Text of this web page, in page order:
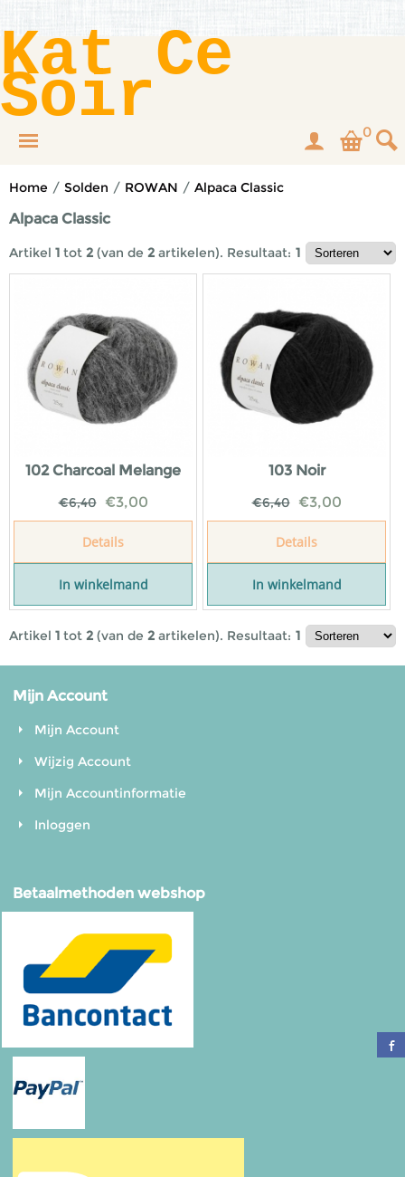
Kat Ce
Soir 0
Home / Solden / ROWAN / Alpaca Classic
Alpaca Classic
Artikel 1 tot 2 (van de 2 artikelen). Resultaat: 1
102 Charcoal Melange
€6,40 €3,00
Details
In winkelmand
103 Noir
€6,40 €3,00
Details
In winkelmand
Artikel 1 tot 2 (van de 2 artikelen). Resultaat: 1
Mijn Account
Mijn Account
Wijzig Account
Mijn Accountinformatie
Inloggen
Betaalmethoden webshop